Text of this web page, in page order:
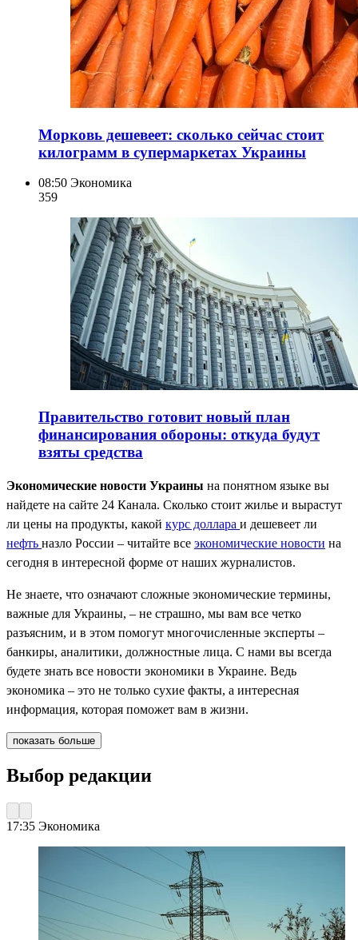
Морковь дешевеет: сколько сейчас стоит
килограмм в супермаркетах Украины
08:50 Экономика
359
Правительство готовит новый план
финансирования обороны: откуда будут
взяты средства
Экономические новости Украины на понятном языке вы
найдете на сайте 24 Канала. Сколько стоит жилье и вырастут
ли цены на продукты, какой курс доллара и дешевеет ли
нефть назло России – читайте все экономические новости на
сегодня в интересной форме от наших журналистов.
Не знаете, что означают сложные экономические термины,
важные для Украины, – не страшно, мы вам все четко
разъясним, и в этом помогут многочисленные эксперты –
банкиры, аналитики, должностные лица. С нами вы всегда
будете знать все новости экономики в Украине. Ведь
экономика – это не только сухие факты, а интересная
информация, которая поможет вам в жизни.
показать больше
Выбор редакции
17:35 Экономика